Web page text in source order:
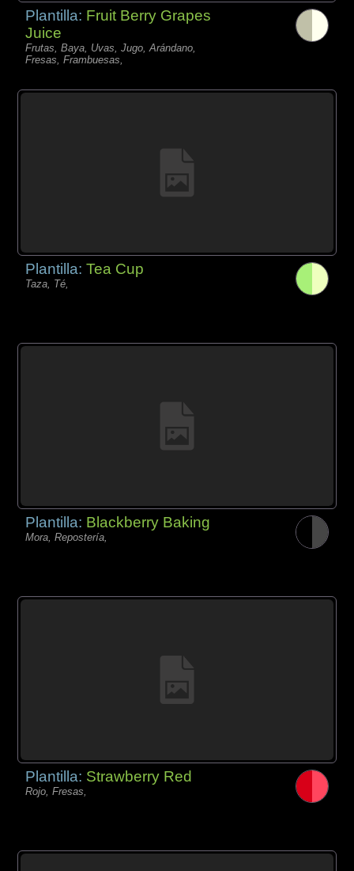
Plantilla: Fruit Berry Grapes
Juice
Frutas, Baya, Uvas, Jugo, Arándano,
Fresas, Frambuesas,
Plantilla:Tea Cup
Taza, Té,
Plantilla: Blackberry Baking
Mora, Repostería,
Plantilla: Strawberry Red
Rojo, Fresas,